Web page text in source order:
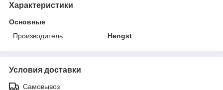
Характеристики
Основные
Производитель
Hengst
Условия доставки
Самовывоз